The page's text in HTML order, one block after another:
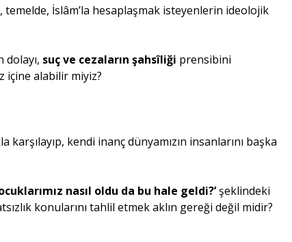
İslâm’la hesaplaşmak isteyenlerin ideolojik
dolayı, suç ve cezaların şahsîliği prensibini
içine alabilir miyiz?
karşılayıp, kendi inanç dünyamızın insanlarını başka
nasıl oldu da bu hale geldi?’şeklindeki
konularını tahlil etmek aklın gereği değil midir?